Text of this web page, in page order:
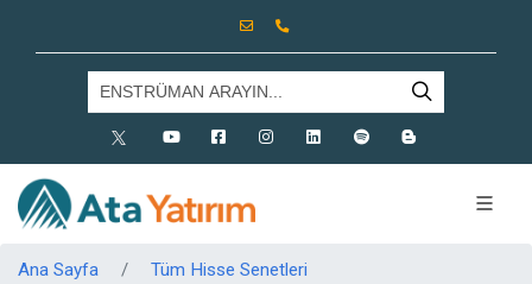
X Youtube FacebookInstagramLinkedinSpotify
Ana Sayfa
Tüm Hisse Senetleri